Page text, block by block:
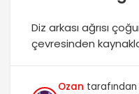
Diz arkası ağrısı
çevresinden
Ozan tarafından